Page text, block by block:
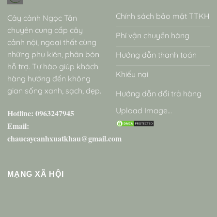
Cây cảnh Ngọc Tân
chuyên cung cấp cây
cảnh nội, ngoại thất cùng
những phụ kiện, phân bón
hỗ trợ. Tự hào giúp khách
hàng hướng đến không
gian sống xanh, sạch, đẹp.
Hotline: 0963247945
Email:
chaucaycanhxuatkhau@gmail.com
Chính sách bảo mật TTKH
Phí vận chuyển hàng
Hướng dẫn thanh toán
Khiếu nại
Hướng dẫn đổi trả hàng
Upload Image...
MẠNG XÃ HỘI